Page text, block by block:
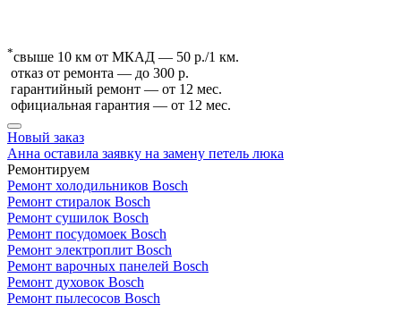
*свыше 10 км от МКАД — 50 р./1 км.
отказ от ремонта — до 300 р.
гарантийный ремонт — от 12 мес.
официальная гарантия — от 12 мес.
Новый заказ
Анна оставила заявку на замену петель люка
Ремонтируем
Ремонт холодильников Bosch
Ремонт стиралок Bosch
Ремонт сушилок Bosch
Ремонт посудомоек Bosch
Ремонт электроплит Bosch
Ремонт варочных панелей Bosch
Ремонт духовок Bosch
Ремонт пылесосов Bosch